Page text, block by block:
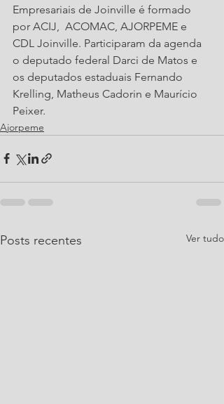
Empresariais de Joinville é formado
por ACIJ,  ACOMAC, AJORPEME e
CDL Joinville. Participaram da agenda
o deputado federal Darci de Matos e
os deputados estaduais Fernando
Krelling, Matheus Cadorin e Maurício
Peixer.
Ajorpeme
Posts recentes Ver tudo